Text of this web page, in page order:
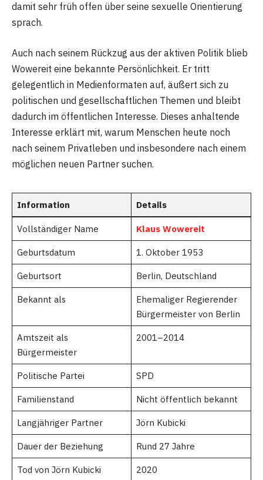
damit sehr früh offen über seine sexuelle Orientierung
sprach.
Auch nach seinem Rückzug aus der aktiven Politik blieb
Wowereit eine bekannte Persönlichkeit. Er tritt
gelegentlich in Medienformaten auf, äußert sich zu
politischen und gesellschaftlichen Themen und bleibt
dadurch im öffentlichen Interesse. Dieses anhaltende
Interesse erklärt mit, warum Menschen heute noch
nach seinem Privatleben und insbesondere nach einem
möglichen neuen Partner suchen.
Information Details
Vollständiger Name Klaus Wowereit
Geburtsdatum 1. Oktober 1953
Geburtsort Berlin, Deutschland
Bekannt als
Ehemaliger Regierender
Bürgermeister von Berlin
Amtszeit als
Bürgermeister
2001–2014
Politische Partei SPD
Familienstand Nicht öffentlich bekannt
Langjähriger Partner Jörn Kubicki
Dauer der Beziehung Rund 27 Jahre
Tod von Jörn Kubicki 2020